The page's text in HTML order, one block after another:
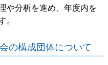
や分析を進め、年度内を
。
の構成団体について